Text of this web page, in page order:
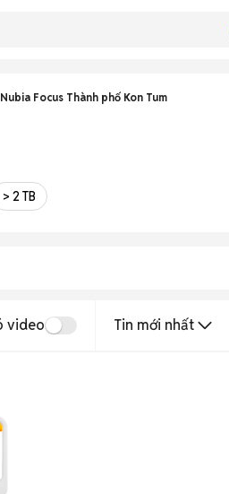
Focus Thành phố Kon Tum
> 2 TB
video Tin mới nhất